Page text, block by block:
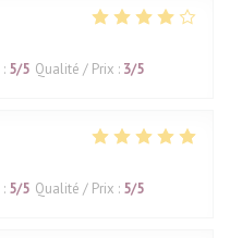
: 5/5 Qualité / Prix : 3/5
: 5/5 Qualité / Prix : 5/5